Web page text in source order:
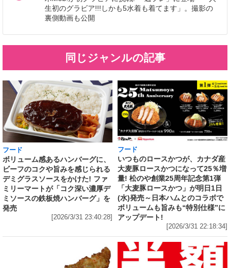
生初のグラビア!!!しかも5水着も着てます」。撮影の
裏側動画も公開
同じジャンルの記事
フード
ボリューム感あるハンバーグに、
ビーフのコクや旨みを感じられる
デミグラスソースをかけた! ファ
ミリーマートが「コク深い濃厚デ
ミソースの鉄板焼ハンバーグ」を
発売
[2026/3/31 23:40:28]
フード
いつものロースかつが、カナダ産
大麦豚ロースかつになって25％増
量! 松のや創業25周年記念第1弾
「大麦豚ロースかつ」が明日1日
(水)発売～日本ハムとのコラボで
ボリュームも旨みも“特別仕様”に
アップデート!
[2026/3/31 22:18:34]